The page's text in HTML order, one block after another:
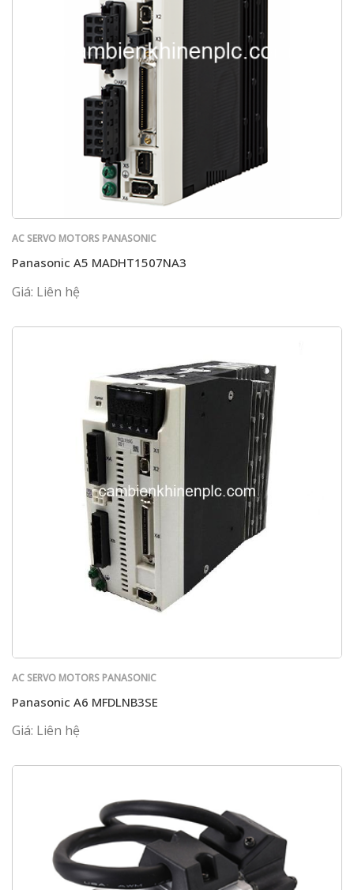
AC SERVO MOTORS PANASONIC
Panasonic A5 MADHT1507NA3
Giá: Liên hệ
AC SERVO MOTORS PANASONIC
Panasonic A6 MFDLNB3SE
Giá: Liên hệ